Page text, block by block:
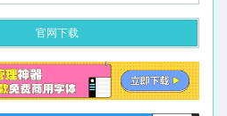
官网下载